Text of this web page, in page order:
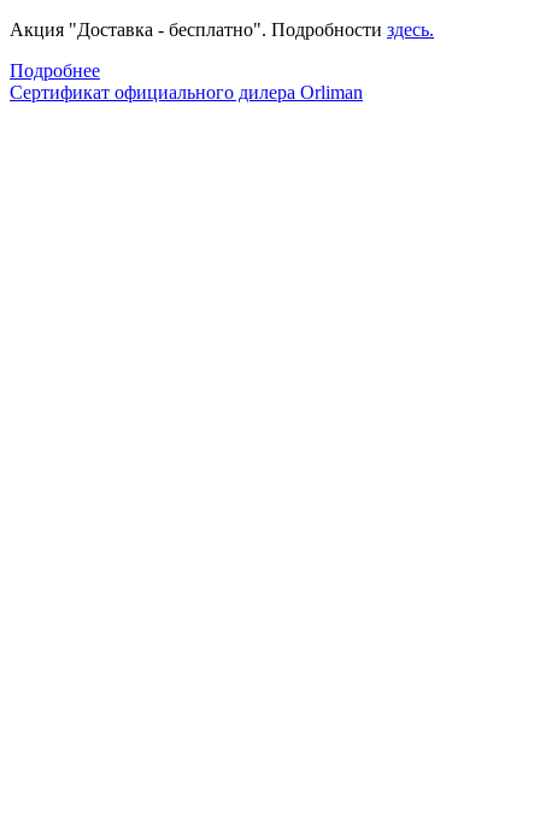
Акция "Доставка - бесплатно". Подробности здесь.
Подробнее
Сертификат официального дилера Orliman